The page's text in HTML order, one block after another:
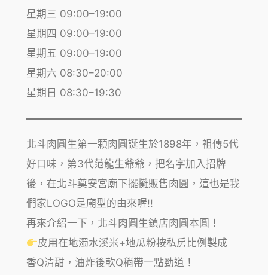
星期三 09:00–19:00
星期四 09:00–19:00
星期五 09:00–19:00
星期六 08:30–20:00
星期日 08:30–19:30
北斗肉圓生第一顆肉圓誕生於1898年，祖傳5代
好口味，第3代范龍生爺爺，把名字加入招牌
後，在北斗奠安宮廟下擺攤販售肉圓，這也是我
們家LOGO是廟型的由來喔!!
再來介紹一下，北斗肉圓生鎮店肉圓本圓！
皮用在地濁水溪米+地瓜粉按私房比例製成
香Q清甜，油炸後軟Q稍帶一點勁道！